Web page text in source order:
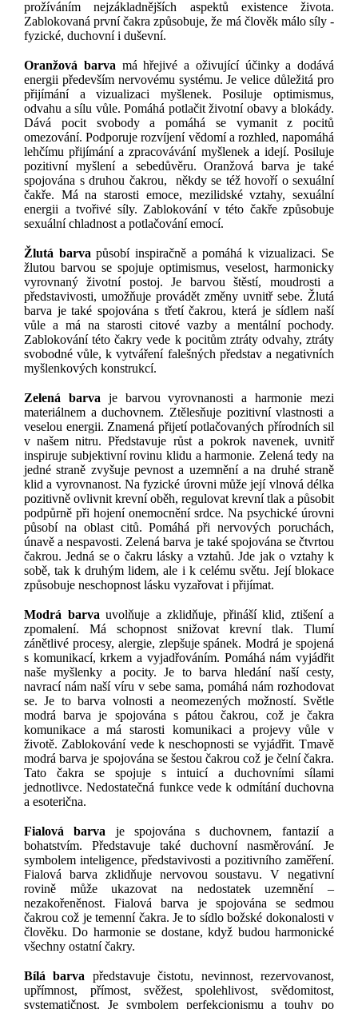
prožíváním nejzákladnějších aspektů existence života.
Zablokovaná první čakra způsobuje, že má člověk málo síly -
fyzické, duchovní i duševní.
Oranžová barva má hřejivé a oživující účinky a dodává
energii především nervovému systému. Je velice důležitá pro
přijímání a vizualizaci myšlenek. Posiluje optimismus,
odvahu a sílu vůle. Pomáhá potlačit životní obavy a blokády.
Dává pocit svobody a pomáhá se vymanit z pocitů
omezování. Podporuje rozvíjení vědomí a rozhled, napomáhá
lehčímu přijímání a zpracovávání myšlenek a idejí. Posiluje
pozitivní myšlení a sebedůvěru. Oranžová barva je také
spojována s druhou čakrou, někdy se též hovoří o sexuální
čakře. Má na starosti emoce, mezilidské vztahy, sexuální
energii a tvořivé síly. Zablokování v této čakře způsobuje
sexuální chladnost a potlačování emocí.
Žlutá barva působí inspiračně a pomáhá k vizualizaci. Se
žlutou barvou se spojuje optimismus, veselost, harmonicky
vyrovnaný životní postoj. Je barvou štěstí, moudrosti a
představivosti, umožňuje provádět změny uvnitř sebe. Žlutá
barva je také spojována s třetí čakrou, která je sídlem naší
vůle a má na starosti citové vazby a mentální pochody.
Zablokování této čakry vede k pocitům ztráty odvahy, ztráty
svobodné vůle, k vytváření falešných představ a negativních
myšlenkových konstrukcí.
Zelená barva jebarvou vyrovnanosti a harmonie mezi
materiálnem a duchovnem. Ztělesňuje pozitivní vlastnosti a
veselou energii. Znamená přijetí potlačovaných přírodních sil
v našem nitru. Představuje růst a pokrok navenek, uvnitř
inspiruje subjektivní rovinu klidu a harmonie. Zelená tedy na
jedné straně zvyšuje pevnost a uzemnění a na druhé straně
klid a vyrovnanost. Na fyzické úrovni může její vlnová délka
pozitivně ovlivnit krevní oběh, regulovat krevní tlak a působit
podpůrně při hojení onemocnění srdce. Na psychické úrovni
působí na oblast citů. Pomáhá při nervových poruchách,
únavě a nespavosti. Zelená barva je také spojována se čtvrtou
čakrou. Jedná se o čakru lásky a vztahů. Jde jak o vztahy k
sobě, tak k druhým lidem, ale i k celému světu. Její blokace
způsobuje neschopnost lásku vyzařovat i přijímat.
Modrá barva uvolňuje a zklidňuje, přináší klid, ztišení a
zpomalení. Má schopnost snižovat krevní tlak. Tlumí
zánětlivé procesy, alergie, zlepšuje spánek. Modrá je spojená
s komunikací, krkem a vyjadřováním. Pomáhá nám vyjádřit
naše myšlenky a pocity. Je to barva hledání naší cesty,
navrací nám naší víru v sebe sama, pomáhá nám rozhodovat
se. Je to barva volnosti a neomezených možností. Světle
modrá barva je spojována s pátou čakrou, což je čakra
komunikace a má starosti komunikaci a projevy vůle v
životě. Zablokování vede k neschopnosti se vyjádřit. Tmavě
modrá barva je spojována se šestou čakrou což je čelní čakra.
Tato čakra se spojuje s intuicí a duchovními sílami
jednotlivce. Nedostatečná funkce vede k odmítání duchovna
a esoterična.
Fialová barva je spojována s duchovnem, fantazií a
bohatstvím. Představuje také duchovní nasměrování. Je
symbolem inteligence, představivosti a pozitivního zaměření.
Fialová barva zklidňuje nervovou soustavu. V negativní
rovině může ukazovat na nedostatek uzemnění –
nezakořeněnost. Fialová barva je spojována se sedmou
čakrou což je temenní čakra. Je to sídlo božské dokonalosti v
člověku. Do harmonie se dostane, když budou harmonické
všechny ostatní čakry.
Bílá barva
představuje čistotu, nevinnost, rezervovanost,
upřímnost, přímost, svěžest, spolehlivost, svědomitost,
systematičnost. Je symbolem perfekcionismu a touhy po